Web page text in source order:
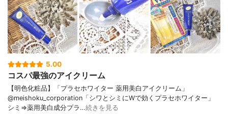
5.00
コスパ最強のアイクリーム
【明色化粧品】「プラセホワイター 薬用美白アイクリーム」
@meishoku_corporation「シワとシミにWで効くプラセホワイター」
シミ⇒薬用美白成分プラ…続きを見る